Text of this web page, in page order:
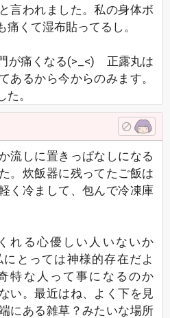
言われました。私の身体ボ
くて湿布貼ってるし。
が痛くなる(>_<) 正露丸は
あるから今からのみます。
。
流しに置きっぱなしになる
。炊飯器に残ってたご飯は
く冷まして、包んで冷凍庫
れる心優しい人いないか
とっては神様的存在だよ
特な人って事になるのか
い。最近はね、よく下を見
にある雑草？みたいな場所